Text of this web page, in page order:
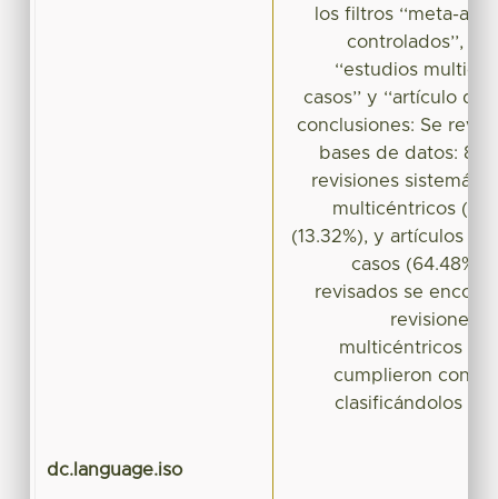
los filtros ‘‘meta-
controlados’’,
‘‘estudios
casos’’ y ‘‘artículo
conclusiones: Se
bases de datos: 8
revisiones
multicéntricos
(13.32%), y artículos
casos (64.48%).
revisados se
revisiones
multicéntricos y
cumplieron con
clasificándolos
dc.language.iso